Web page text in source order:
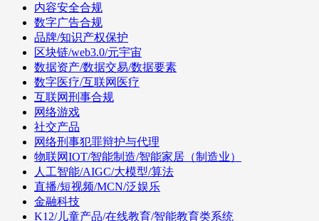
内容安全合规
数字广告合规
品牌/知识产权保护
区块链/web3.0/元宇宙
数据资产/数据交易/数据要素
数字医疗/互联网医疗
互联网刑事合规
网络游戏
社交产品
网络刑事犯罪辩护与代理
物联网IOT/智能制造/智能家居（制造业）
人工智能/AIGC/大模型/算法
直播/短视频/MCN/泛娱乐
金融科技
K12/儿童产品/在线教育/智能教育类系统